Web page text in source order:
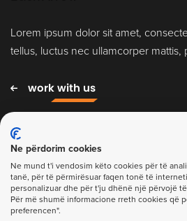
Lorem ipsum dolor sit amet,
tellus, luctus nec ullamcorper mattis,
work with us
Ne përdorim cookies
Ne mund t'i vendosim këto cookies për të
tanë, për të përmirësuar faqen tonë të
personalizuar dhe për t'ju dhënë një përvojë
Për më shumë informacione rreth cookies që
preferencen".